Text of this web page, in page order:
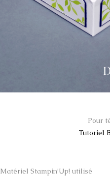
Pour
Tutoriel
Matériel Stampin’Up! utilisé